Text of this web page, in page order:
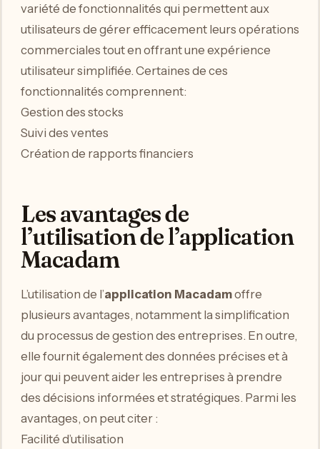
variété de fonctionnalités qui permettent aux
utilisateurs de gérer efficacement leurs opérations
commerciales tout en offrant une expérience
utilisateur simplifiée. Certaines de ces
fonctionnalités comprennent:
Gestion des stocks
Suivi des ventes
Création de rapports financiers
Les avantages de
l’utilisation de l’application
Macadam
L’utilisation de l’application Macadamoffre
plusieurs avantages, notamment la simplification
du processus de gestion des entreprises. En outre,
elle fournit également des données précises et à
jour qui peuvent aider les entreprises à prendre
des décisions informées et stratégiques. Parmi les
avantages, on peut citer :
Facilité d’utilisation